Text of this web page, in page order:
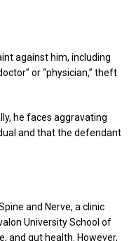
against him, including
or “physician,” theft
he faces aggravating
and that the defendant
and Nerve, a clinic
University School of
and gut health. However,